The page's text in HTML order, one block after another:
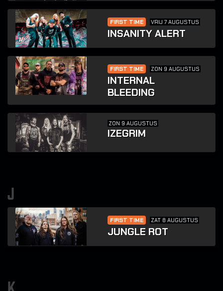
FIRST TIME VRIJ 7 AUGUSTUS
INSANITY ALERT
FIRST TIME ZON 9 AUGUSTUS
INTERNAL
BLEEDING
ZON 9 AUGUSTUS
IZEGRIM
j
FIRST TIME ZAT 8 AUGUSTUS
JUNGLE ROT
k